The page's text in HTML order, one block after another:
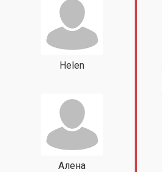
Helen
Алена